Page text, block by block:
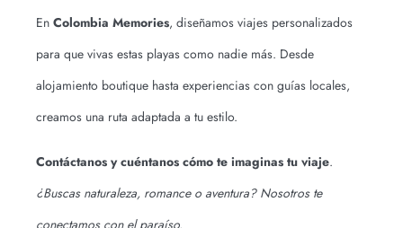
En Colombia Memories, diseñamos viajes personalizados
para que vivas estas playas como nadie más. Desde
alojamiento boutique hasta experiencias con guías locales,
creamos una ruta adaptada a tu estilo.
Contáctanos y cuéntanos cómo te imaginas tu viaje.
¿Buscas naturaleza, romance o aventura? Nosotros te
conectamos con el paraíso.